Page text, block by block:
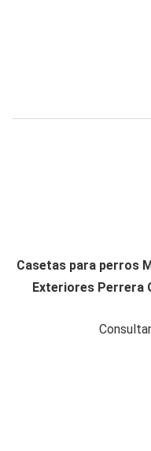
Casetas para perros
Exteriores Perrera